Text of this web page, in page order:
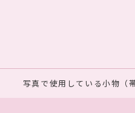
写真で使用している小物（